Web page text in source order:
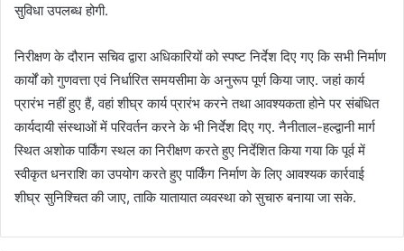
सुविधा उपलब्ध होगी.
निरीक्षण के दौरान सचिव द्वारा अधिकारियों को स्पष्ट निर्देश दिए गए कि सभी निर्माण
कार्यों को गुणवत्ता एवं निर्धारित समयसीमा के अनुरूप पूर्ण किया जाए. जहां कार्य
प्रारंभ नहीं हुए हैं, वहां शीघ्र कार्य प्रारंभ करने तथा आवश्यकता होने पर संबंधित
कार्यदायी संस्थाओं में परिवर्तन करने के भी निर्देश दिए गए. नैनीताल-हल्द्वानी मार्ग
स्थित अशोक पार्किंग स्थल का निरीक्षण करते हुए निर्देशित किया गया कि पूर्व में
स्वीकृत धनराशि का उपयोग करते हुए पार्किंग निर्माण के लिए आवश्यक कार्रवाई
शीघ्र सुनिश्चित की जाए, ताकि यातायात व्यवस्था को सुचारु बनाया जा सके.